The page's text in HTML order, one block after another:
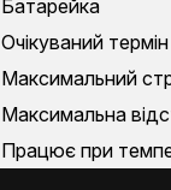
Батарейка
Очікуваний
Максимальний
Максимальна
Працює при